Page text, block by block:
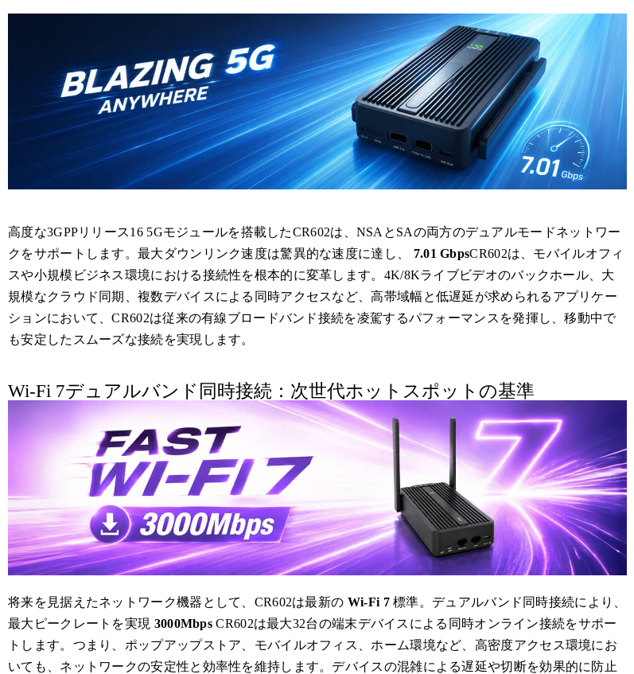
高度な3GPPリリース16 5Gモジュールを搭載したCR602は、NSAとSAの両方のデュアルモードネットワー
クをサポートします。最大ダウンリンク速度は驚異的な速度に達し、 7.01 GbpsCR602は、モバイルオフィ
スや小規模ビジネス環境における接続性を根本的に変革します。4K/8Kライブビデオのバックホール、大
規模なクラウド同期、複数デバイスによる同時アクセスなど、高帯域幅と低遅延が求められるアプリケー
ションにおいて、CR602は従来の有線ブロードバンド接続を凌駕するパフォーマンスを発揮し、移動中で
も安定したスムーズな接続を実現します。
Wi-Fi 7デュアルバンド同時接続：次世代ホットスポットの基準
将来を見据えたネットワーク機器として、CR602は最新の Wi-Fi 7標準。デュアルバンド同時接続により、
最大ピークレートを実現 3000Mbps CR602は最大32台の端末デバイスによる同時オンライン接続をサポー
トします。つまり、ポップアップストア、モバイルオフィス、ホーム環境など、高密度アクセス環境にお
いても、ネットワークの安定性と効率性を維持します。デバイスの混雑による遅延や切断を効果的に防止